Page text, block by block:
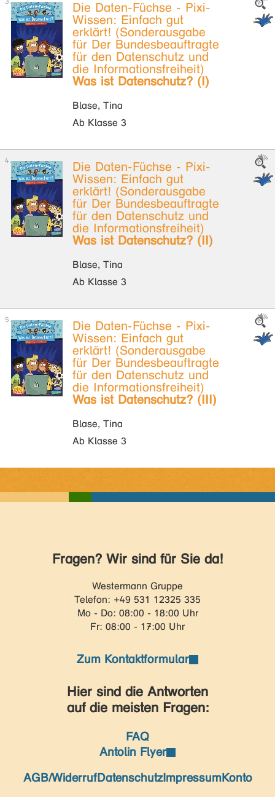
Die Daten-Füchse - Pixi-
Wissen: Einfach gut
erklärt! (Sonderausgabe
für Der Bundesbeauftragte
für den Datenschutz und
die Informationsfreiheit)
Was ist Datenschutz? (I)
Blase, Tina
Ab Klasse 3
Die Daten-Füchse - Pixi-
Wissen: Einfach gut
erklärt! (Sonderausgabe
für Der Bundesbeauftragte
für den Datenschutz und
die Informationsfreiheit)
Was ist Datenschutz? (II)
Blase, Tina
Ab Klasse 3
Die Daten-Füchse - Pixi-
Wissen: Einfach gut
erklärt! (Sonderausgabe
für Der Bundesbeauftragte
für den Datenschutz und
die Informationsfreiheit)
Was ist Datenschutz? (III)
Blase, Tina
Ab Klasse 3